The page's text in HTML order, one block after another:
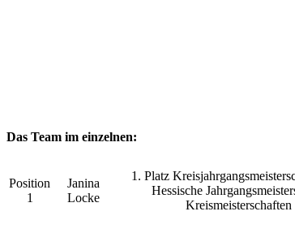
Das Team im einzelnen:
Position
1
Janina
Locke
1. Platz
Hessische